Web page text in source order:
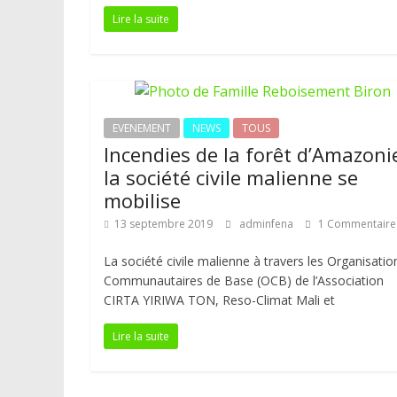
Lire la suite
EVENEMENT NEWS TOUS
Incendies de la forêt
la société civile malienne se
mobilise
13 septembre 2019 adminfena 1 Commentaire
La société civile malienne à travers les
Communautaires de Base (OCB) de l’Association
CIRTA YIRIWA TON, Reso-Climat Mali et
Lire la suite